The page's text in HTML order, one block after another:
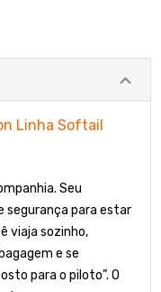
Linha Softail
Seu
segurança para estar
viaja sozinho,
e se
para o piloto”. O